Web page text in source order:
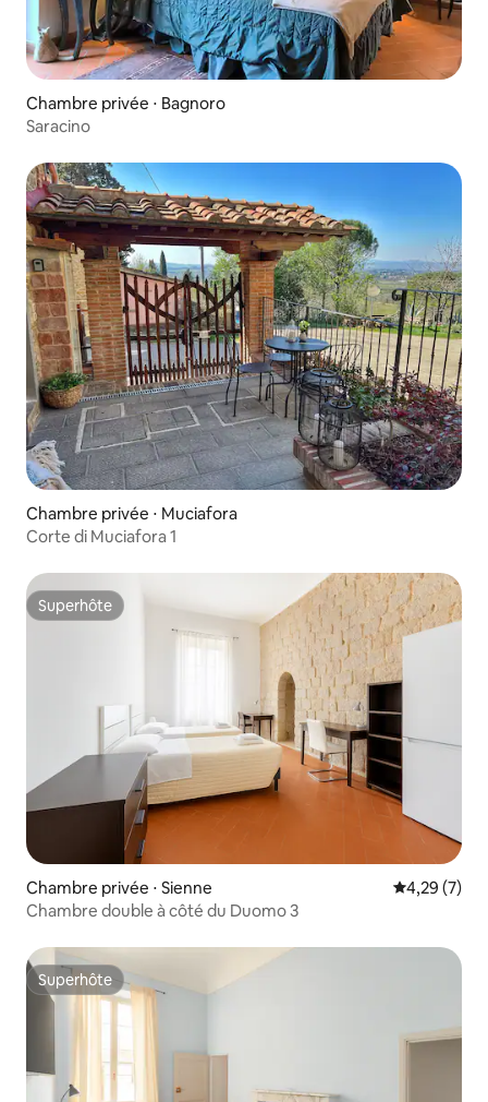
Chambre privée ⋅ Bagnoro
Saracino
Chambre privée ⋅ Muciafora
Corte di Muciafora 1
Superhôte
Superhôte
Chambre privée ⋅ Sienne Évaluation
4,29 (7)
Chambre double à côté du Duomo 3
Superhôte
Superhôte